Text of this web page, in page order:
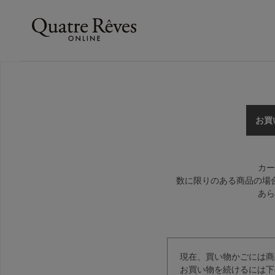
お買
カ
数に限りのある商品の場
あ
現在、買い物かごには
お買い物を続けるには